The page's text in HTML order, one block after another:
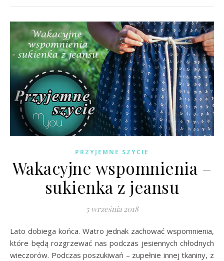
PRZYJEMNE SZYCIE
Wakacyjne wspomnienia –
sukienka z jeansu
5 września 2018
Lato dobiega końca. Watro jednak zachować wspomnienia,
które będą rozgrzewać nas podczas jesiennych chłodnych
wieczorów. Podczas poszukiwań – zupełnie innej tkaniny, z